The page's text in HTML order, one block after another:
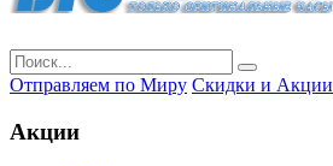
Отправляем по Миру Скидки и Акции
Акции